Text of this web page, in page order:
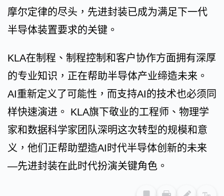
摩尔定律的尽头，先进封装已成为满足下一代
半导体装置要求的关键。
KLA在制程、制程控制和客户协作方面拥有深厚
的专业知识，正在帮助半导体产业缔造未来。
AI重新定义了可能性，而支持AI的技术也必须同
样快速演进。 KLA旗下敬业的工程师、物理学
家和数据科学家团队深明这次转型的规模和意
义，他们正帮助塑造AI时代半导体创新的未来
—先进封装在此时代扮演关键角色。